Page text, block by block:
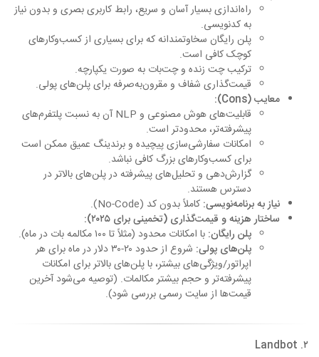
راه‌اندازی بسیار آسان و سریع، رابط کاربری بصری و بدون نیاز
به کدنویسی.
پلن رایگان سخاوتمندانه که برای بسیاری از کسب‌وکارهای
کوچک کافی است.
ترکیب چت زنده و چت‌بات به صورت یکپارچه.
قیمت‌گذاری شفاف و مقرون‌به‌صرفه برای پلن‌های پولی.
معایب (Cons):
قابلیت‌های هوش مصنوعی و NLP آن به نسبت پلتفرم‌های
پیشرفته‌تر، محدودتر است.
امکانات سفارشی‌سازی پیچیده و برندینگ عمیق ممکن است
برای کسب‌وکارهای بزرگ کافی نباشد.
گزارش‌دهی و تحلیل‌های پیشرفته در پلن‌های بالاتر در
دسترس هستند.
نیاز به برنامه‌نویسی: کاملاً بدون کد (No-Code).
ساختار هزینه و قیمت‌گذاری (تخمینی برای ۲۰۲۵):
پلن رایگان: با امکانات محدود (مثلاً تا ۱۰۰ مکالمه بات در ماه).
پلن‌های پولی:
شروع از حدود ۲۰-۳۰ دلار در ماه برای هر
اپراتور/ویژگی‌های بیشتر، با پلن‌های بالاتر برای امکانات
پیشرفته‌تر و حجم بیشتر مکالمات. (توصیه می‌شود آخرین
قیمت‌ها از سایت رسمی بررسی شود).
۲. Landbot